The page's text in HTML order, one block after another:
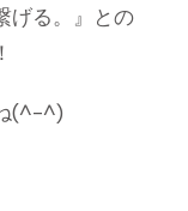
げる。』との
(^-^)